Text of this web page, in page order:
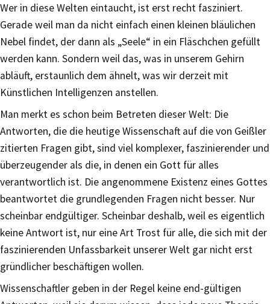
Wer in diese Welten eintaucht, ist erst recht fasziniert.
Gerade weil man da nicht einfach einen kleinen bläulichen
Nebel findet, der dann als „Seele“ in ein Fläschchen gefüllt
werden kann. Sondern weil das, was in unserem Gehirn
abläuft, erstaunlich dem ähnelt, was wir derzeit mit
Künstlichen Intelligenzen anstellen.
Man merkt es schon beim Betreten dieser Welt: Die
Antworten, die die heutige Wissenschaft auf die von Geißler
zitierten Fragen gibt, sind viel komplexer, faszinierender und
überzeugender als die, in denen ein Gott für alles
verantwortlich ist. Die angenommene Existenz eines Gottes
beantwortet die grundlegenden Fragen nicht besser. Nur
scheinbar endgültiger. Scheinbar deshalb, weil es eigentlich
keine Antwort ist, nur eine Art Trost für alle, die sich mit der
faszinierenden Unfassbarkeit unserer Welt gar nicht erst
gründlicher beschäftigen wollen.
Wissenschaftler geben in der Regel keine end-gültigen